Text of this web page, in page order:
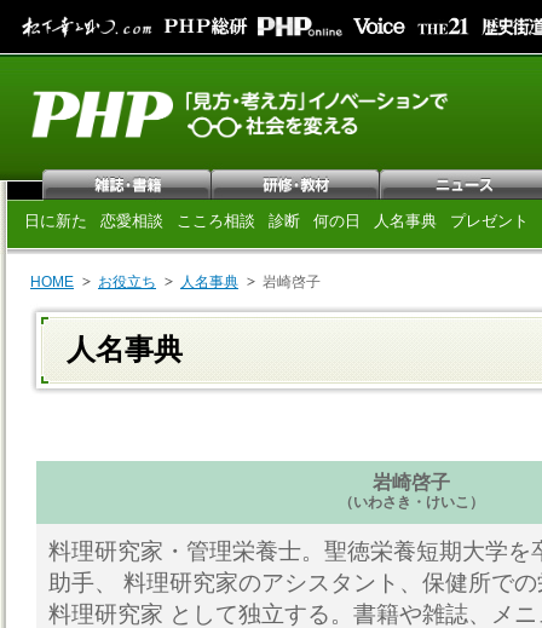
日に新た 恋愛相談 こころ相談 診断 何の日 人名事典 プレゼント
HOME お役立ち 人名事典 岩崎啓子
人名事典
岩崎啓子
（いわさき・けいこ）
料理研究家・管理栄養士。聖徳栄養短期大学を
助手、 料理研究家のアシスタント、保健所で
料理研究家 として独立する。書籍や雑誌、メ